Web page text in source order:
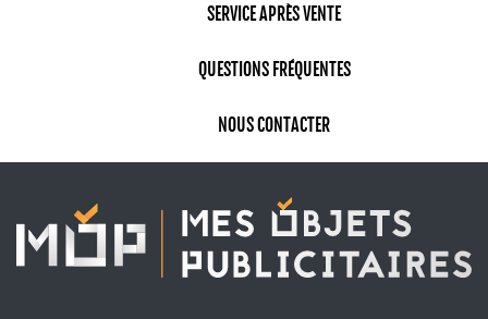
SERVICE APRÈS VENTE
QUESTIONS FRÉQUENTES
NOUS CONTACTER